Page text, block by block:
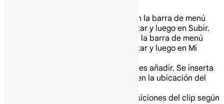
Desde tu computadora: En la barra de menú
superior, haz clic en Insertar y luego en Subir.
Desde tu Google Drive: En la barra de menú
superior, haz clic en Insertar y luego en Mi
Selecciona el archivo que quieres añadir. Se inserta
una pista para el clip de audio en la ubicación del
Personaliza el sonido y las transiciones del clip según